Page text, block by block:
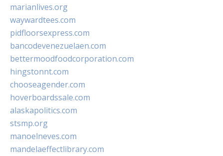
marianlives.org
waywardtees.com
pidfloorsexpress.com
bancodevenezuelaen.com
bettermoodfoodcorporation.com
hingstonnt.com
chooseagender.com
hoverboardssale.com
alaskapolitics.com
stsmp.org
manoelneves.com
mandelaeffectlibrary.com